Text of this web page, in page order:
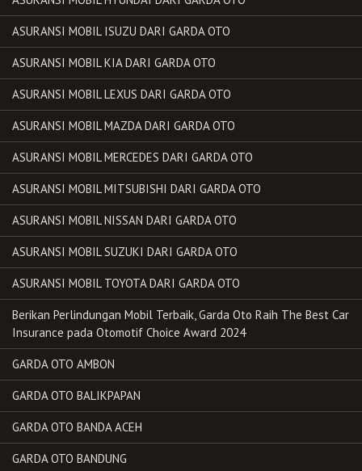
ASURANSI MOBIL ISUZU DARI GARDA OTO
ASURANSI MOBIL KIA DARI GARDA OTO
ASURANSI MOBIL LEXUS DARI GARDA OTO
ASURANSI MOBIL MAZDA DARI GARDA OTO
ASURANSI MOBIL MERCEDES DARI GARDA OTO
ASURANSI MOBIL MITSUBISHI DARI GARDA OTO
ASURANSI MOBIL NISSAN DARI GARDA OTO
ASURANSI MOBIL SUZUKI DARI GARDA OTO
ASURANSI MOBIL TOYOTA DARI GARDA OTO
Berikan Perlindungan Mobil Terbaik, Garda Oto Raih The Best Car
Insurance pada Otomotif Choice Award 2024
GARDA OTO AMBON
GARDA OTO BALIKPAPAN
GARDA OTO BANDA ACEH
GARDA OTO BANDUNG